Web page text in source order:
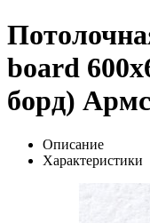
board
борд)
Описание
Характеристики